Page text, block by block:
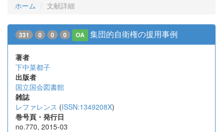
ホーム 文献詳細
331 0 0 0 OA 集団的自衛権の援用事例
著者
下中菜都子
出版者
国立国会図書館
雑誌
レファレンス (ISSN:1349208X)
巻号頁・発行日
no.770, 2015-03